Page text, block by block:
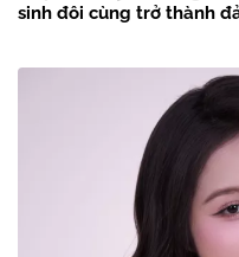
sinh đôi cùng trở thành